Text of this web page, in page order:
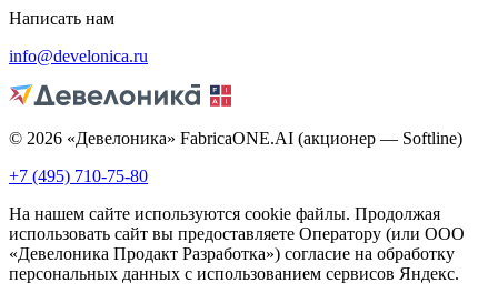
Написать нам
info@develonica.ru
© 2026 «Девелоника» FabricaONE.AI (акционер — Softline)
+7 (495) 710-75-80
На нашем сайте используются cookie файлы. Продолжая
использовать сайт вы предоставляете Оператору (или ООО
«Девелоника Продакт Разработка») согласие на обработку
персональных данных с использованием сервисов Яндекс.